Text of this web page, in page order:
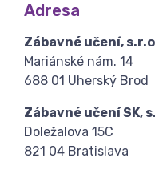
Adresa
Zábavné učení,
Mariánské nám. 14
688 01 Uherský Brod
Zábavné učení SK,
Doležalova 15C
821 04 Bratislava